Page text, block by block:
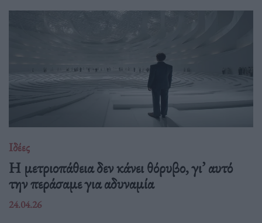
Ιδέες
Η μετριοπάθεια δεν κάνει θόρυβο, γι’ αυτό
την περάσαμε για αδυναμία
24.04.26